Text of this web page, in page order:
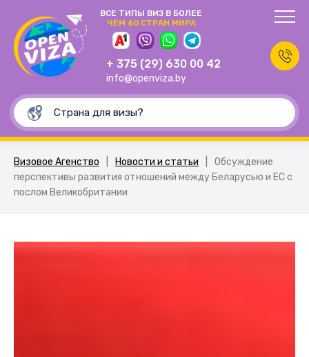
ВСЕ ТИПЫ ВИЗ В БОЛЕЕ
ЧЕМ 60 СТРАН МИРА
+ 375 (29) 630 00 42
info@openviza.by
Визовое Агенство Новости и статьи
Обсуждение
перспективы развития отношений между Беларусью и ЕС с
послом Великобритании